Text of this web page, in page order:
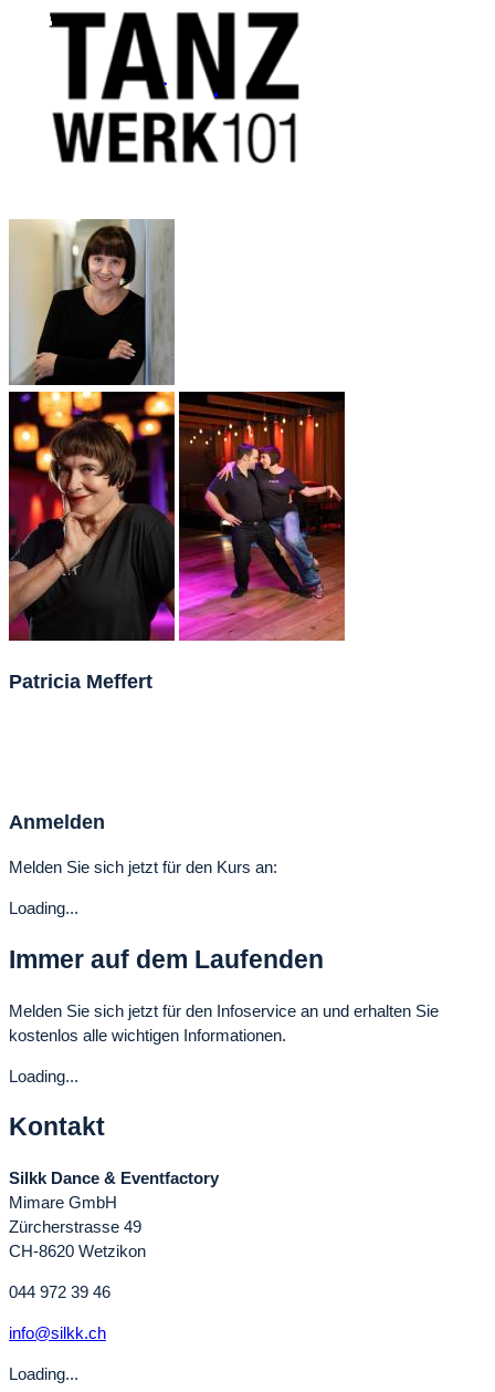
Patricia Meffert
Anmelden
Melden Sie sich jetzt für den Kurs an:
Loading...
Immer auf dem Laufenden
Melden Sie sich jetzt für den Infoservice an und erhalten Sie
kostenlos alle wichtigen Informationen.
Loading...
Kontakt
Silkk Dance & Eventfactory
Mimare GmbH
Zürcherstrasse 49
CH-8620 Wetzikon
044 972 39 46
info@silkk.ch
Loading...